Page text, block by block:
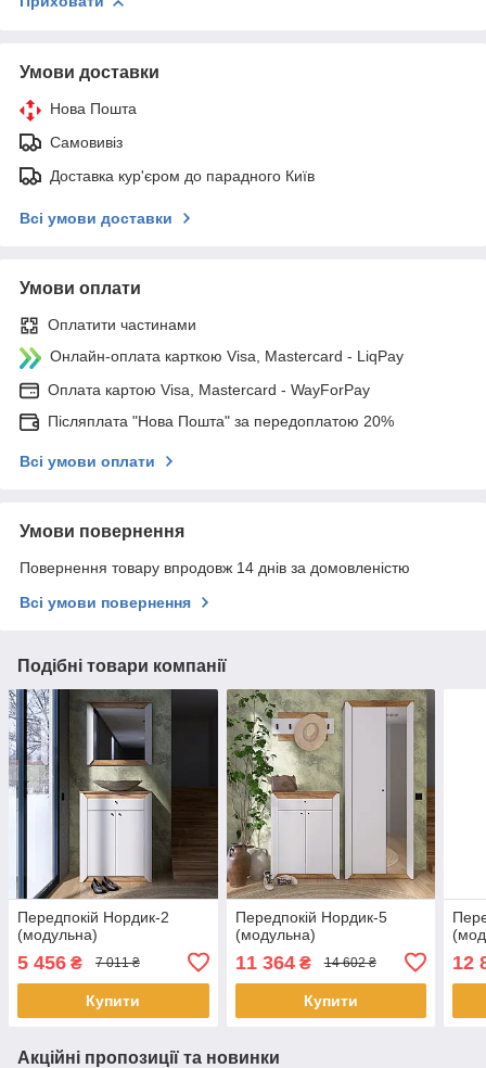
Умови доставки
Нова Пошта
Самовивіз
Доставка кур'єром до парадного Київ
Всі умови доставки
Умови оплати
Оплатити частинами
Онлайн-оплата карткою Visa, Mastercard - LiqPay
Оплата картою Visa, Mastercard - WayForPay
Післяплата "Нова Пошта" за передоплатою 20%
Всі умови оплати
Умови повернення
Повернення товару впродовж 14 днів за домовленістю
Всі умови повернення
Подібні товари компанії
Передпокій Нордик-2
(модульна)
5 456 ₴ 7 011 ₴
Купити
Передпокій Нордик-5
(модульна)
11 364₴ 14 602 ₴
Купити
12
Акційні пропозиції та новинки